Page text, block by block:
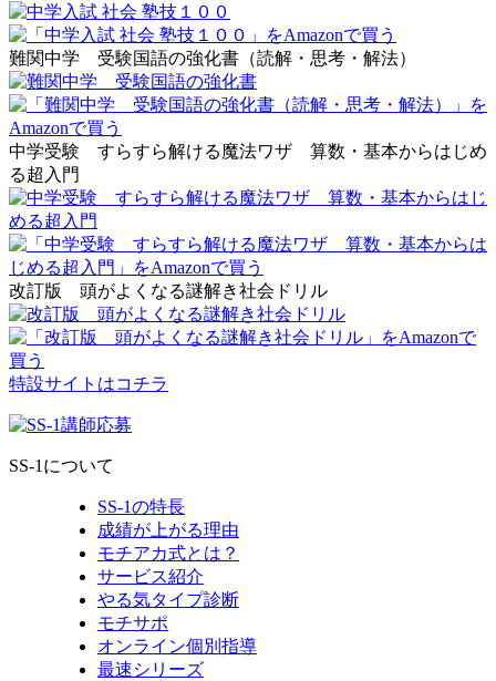
難関中学 受験国語の強化書（読解・思考・解法）
中学受験 すらすら解ける魔法ワザ 算数・基本からはじめ
る超入門
改訂版 頭がよくなる謎解き社会ドリル
特設サイトはコチラ
SS-1について
SS-1の特長
成績が上がる理由
モチアカ式とは？
サービス紹介
やる気タイプ診断
モチサポ
オンライン個別指導
最速シリーズ